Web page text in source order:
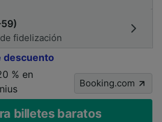
fidelización
descuento
% en
Booking.com
billetes baratos